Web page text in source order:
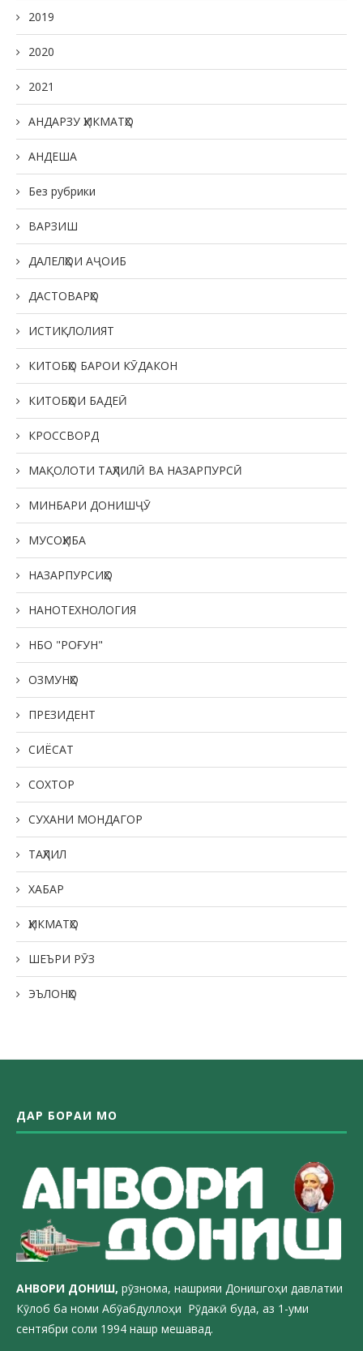
2019
2020
2021
АНДАРЗУ ҲИКМАТҲО
АНДЕША
Без рубрики
ВАРЗИШ
ДАЛЕЛҲОИ АҶОИБ
ДАСТОВАРҲО
ИСТИҚЛОЛИЯТ
КИТОБҲО БАРОИ КӮДАКОН
КИТОБҲОИ БАДЕӢ
КРОССВОРД
МАҚОЛОТИ ТАҲЛИЛӢ ВА НАЗАРПУРСӢ
МИНБАРИ ДОНИШҶӮ
МУСОҲИБА
НАЗАРПУРСИҲО
НАНОТЕХНОЛОГИЯ
НБО "РОҒУН"
ОЗМУНҲО
ПРЕЗИДЕНТ
СИЁСАТ
СОХТОР
СУХАНИ МОНДАГОР
ТАҲЛИЛ
ХАБАР
ҲИКМАТҲО
ШЕЪРИ РӮЗ
ЭЪЛОНҲО
ДАР БОРАИ МО
АНВОРИ ДОНИШ, рӯзнома, нашрияи Донишгоҳи давлатии
Кӯлоб ба номи Абӯабдуллоҳи Рӯдакӣ буда, аз 1-уми
сентябри соли 1994 нашр мешавад.